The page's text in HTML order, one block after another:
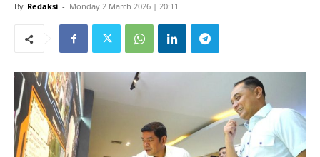
By Redaksi - Monday 2 March 2026 | 20:11